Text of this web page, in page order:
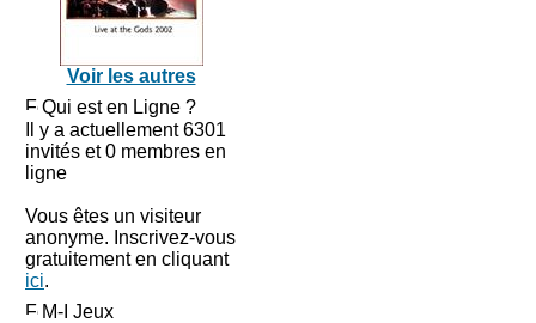
Voir les autres
Qui est en Ligne ?
Il y a actuellement 6301
invités et 0 membres en
ligne
Vous êtes un visiteur
anonyme. Inscrivez-vous
gratuitement en cliquant
ici.
M-I Jeux